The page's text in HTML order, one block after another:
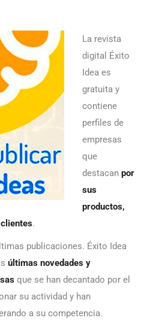
La revista
digital Éxito
Idea es
gratuita y
contiene
perfiles de
empresas
que
destacan por
sus
productos,
.
publicaciones. Éxito Idea
últimas novedades y
que se han decantado por el
su actividad y han
a su competencia.